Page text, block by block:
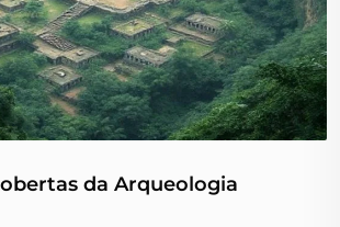
da Arqueologia